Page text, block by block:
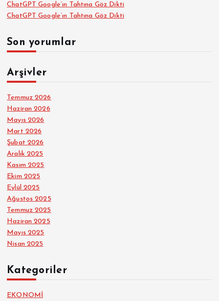
ChatGPT Google’ın Tahtına Göz Dikti
ChatGPT Google’ın Tahtına Göz Dikti
Son yorumlar
Arşivler
Temmuz 2026
Haziran 2026
Mayıs 2026
Mart 2026
Şubat 2026
Aralık 2025
Kasım 2025
Ekim 2025
Eylül 2025
Ağustos 2025
Temmuz 2025
Haziran 2025
Mayıs 2025
Nisan 2025
Kategoriler
EKONOMİ